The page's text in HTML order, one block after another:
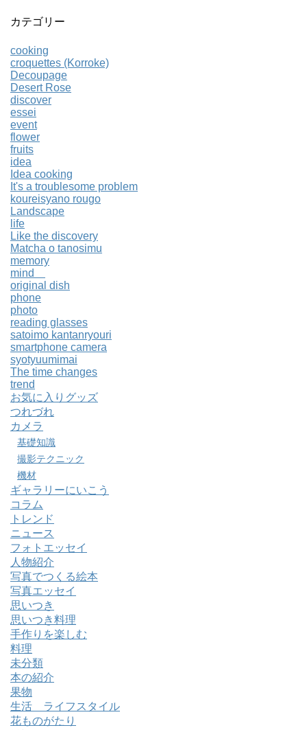
カテゴリー
cooking
croquettes (Korroke)
Decoupage
Desert Rose
discover
essei
event
flower
fruits
idea
Idea cooking
It's a troublesome problem
koureisyano rougo
Landscape
life
Like the discovery
Matcha o tanosimu
memory
mind
original dish
phone
photo
reading glasses
satoimo kantanryouri
smartphone camera
syotyuumimai
The time changes
trend
お気に入りグッズ
つれづれ
カメラ
基礎知識
撮影テクニック
機材
ギャラリーにいこう
コラム
トレンド
ニュース
フォトエッセイ
人物紹介
写真でつくる絵本
写真エッセイ
思いつき
思いつき料理
手作りを楽しむ
料理
未分類
本の紹介
果物
生活 ライフスタイル
花ものがたり